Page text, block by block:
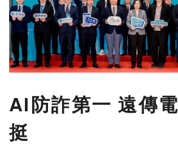
AI防詐第一 遠傳
挺